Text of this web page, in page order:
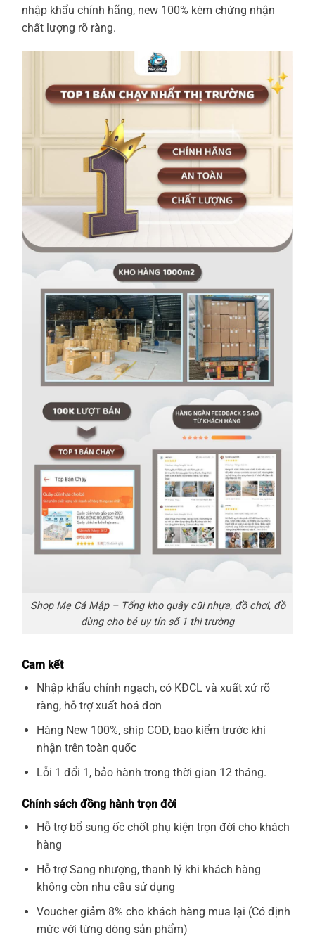
nhập khẩu chính hãng, new 100% kèm chứng nhận
chất lượng rõ ràng.
Shop Mẹ Cá Mập – Tổng kho quây cũi nhựa, đồ chơi, đồ
dùng cho bé uy tín số 1 thị trường
Cam kết
Nhập khẩu chính ngạch, có KĐCL và xuất xứ rõ
ràng, hỗ trợ xuất hoá đơn
Hàng New 100%, ship COD, bao kiểm trước khi
nhận trên toàn quốc
Lỗi 1 đổi 1, bảo hành trong thời gian 12 tháng.
Chính sách đồng hành trọn đời
Hỗ trợ bổ sung ốc chốt phụ kiện trọn đời cho khách
hàng
Hỗ trợ Sang nhượng, thanh lý khi khách hàng
không còn nhu cầu sử dụng
Voucher giảm 8% cho khách hàng mua lại (Có định
mức với từng dòng sản phẩm)